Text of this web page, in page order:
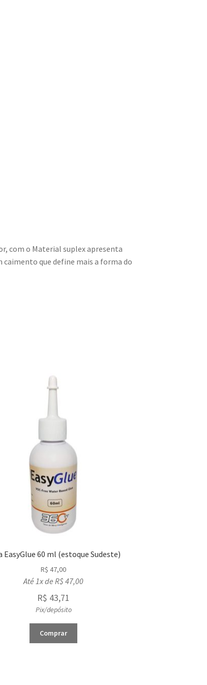
com o Material suplex apresenta
que define mais a forma do
EasyGlue 60 ml (estoque Sudeste)
R$ 47,00
Até 1x de R$47,00
R$ 43,71
Pix/depósito
Comprar